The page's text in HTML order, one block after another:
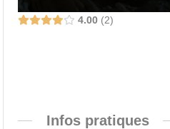
4.00 2
Infos pratiques